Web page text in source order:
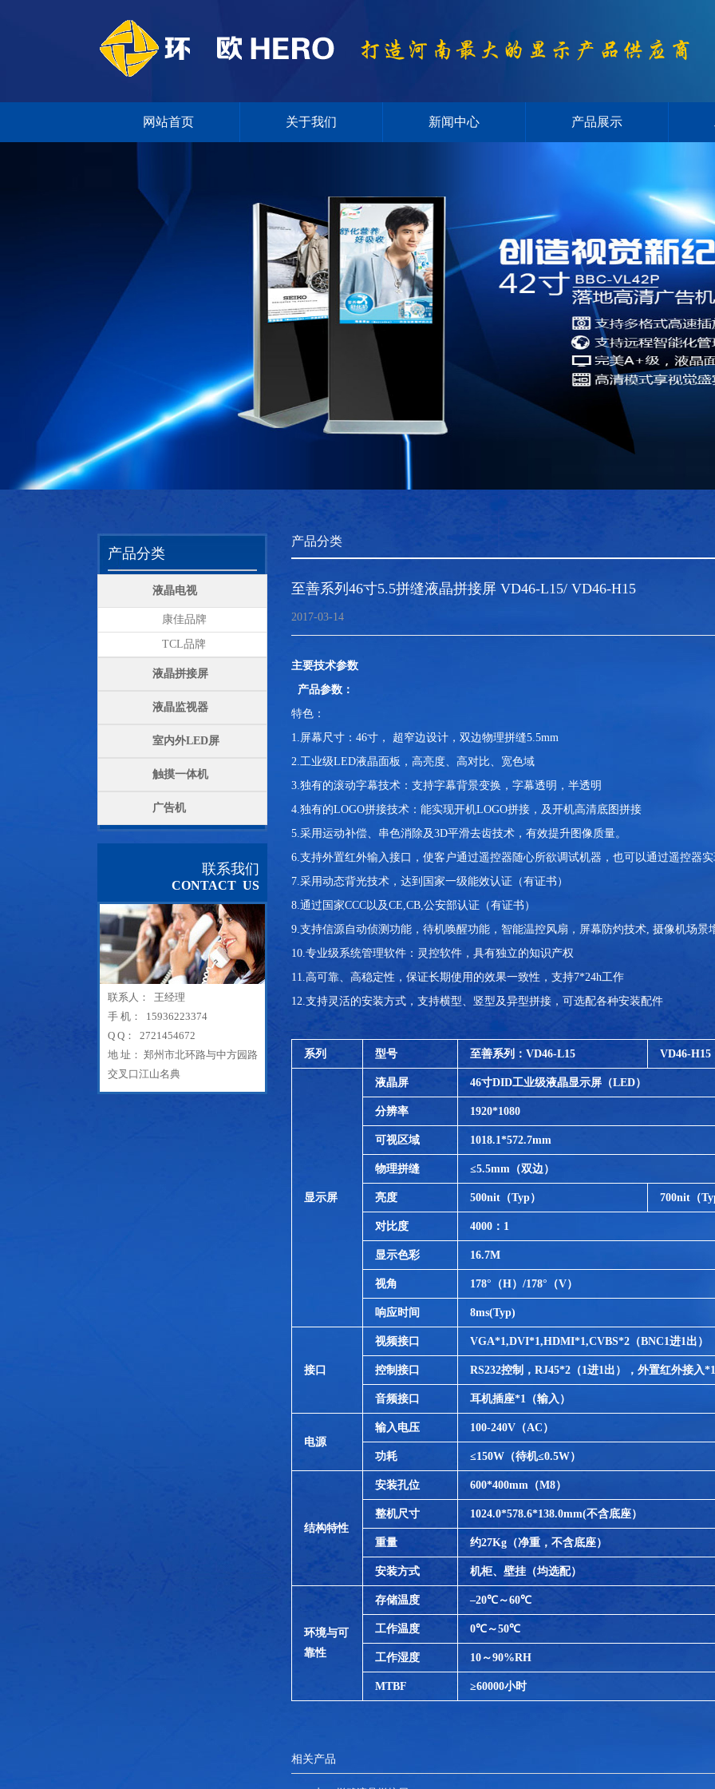
网站首页 关于我们 新闻中心 产品展示
产品分类
液晶电视
康佳品牌
TCL品牌
液晶拼接屏
液晶监视器
室内外LED屏
触摸一体机
广告机
联系我们
CONTACT US
联系人： 王经理
手 机： 15936223374
Q Q： 2721454672
地 址： 郑州市北环路与中方园路
交叉口江山名典
产品分类
至善系列46寸5.5拼缝液晶拼接屏 VD46-L15/ VD46-H15
2017-03-14
主要技术参数
产品参数：
特色：
1.屏幕尺寸：46寸， 超窄边设计，双边物理拼缝5.5mm
2.工业级LED液晶面板，高亮度、高对比、宽色域
3.独有的滚动字幕技术：支持字幕背景变换，字幕透明，半透明
4.独有的LOGO拼接技术：能实现开机LOGO拼接，及开机高清底图拼接
5.采用运动补偿、串色消除及3D平滑去齿技术，有效提升图像质量。
6.支持外置红外输入接口，使客户通过遥控器随心所欲调试机器，也可以通过遥控器
7.采用动态背光技术，达到国家一级能效认证（有证书）
8.通过国家CCC以及CE,CB,公安部认证（有证书）
9.支持信源自动侦测功能，待机唤醒功能，智能温控风扇，屏幕防灼技术, 摄像机场景
10.专业级系统管理软件：灵控软件，具有独立的知识产权
11.高可靠、高稳定性，保证长期使用的效果一致性，支持7*24h工作
12.支持灵活的安装方式，支持横型、竖型及异型拼接，可选配各种安装配件
系列 型号 至善系列：VD46-L15 VD46-H15
显示屏
液晶屏 46寸DID工业级液晶显示屏（LED）
分辨率 1920*1080
可视区域 1018.1*572.7mm
物理拼缝 ≤5.5mm（双边）
亮度 500nit （Typ） 700nit （
对比度 4000 ：1
显示色彩 16.7M
视角 178°（H）/178°（V）
响应时间 8ms(Typ)
接口
视频接口 VGA*1,DVI*1,HDMI*1,CVBS*2 （BNC1进1出）
控制接口 RS232控制，RJ45*2（1进1出），外置红外接入*1
音频接口 耳机插座*1（输入）
电源
输入电压 100-240V （AC）
功耗 ≤150W（待机≤0.5W）
结构特性
安装孔位 600*400mm （M8）
整机尺寸 1024.0*578.6*138.0mm(不含底座）
重量 约27Kg（净重，不含底座）
安装方式 机柜、壁挂（均选配）
环境与可
靠性
存储温度 –20℃～60℃
工作温度 0℃～50℃
工作湿度 10 ～90%RH
MTBF ≥60000小时
相关产品